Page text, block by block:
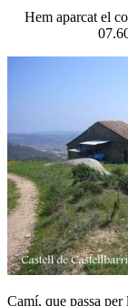
Hem aparcat el
Camí, que passa per